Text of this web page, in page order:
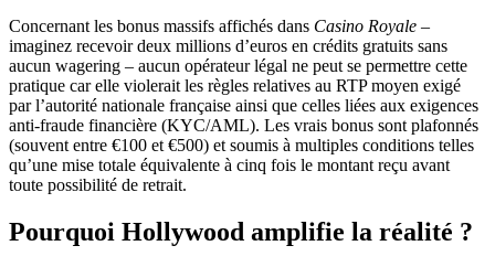
Concernant les bonus massifs affichés dans Casino Royale –
imaginez recevoir deux millions d’euros en crédits gratuits sans
aucun wagering – aucun opérateur légal ne peut se permettre cette
pratique car elle violerait les règles relatives au RTP moyen exigé
par l’autorité nationale française ainsi que celles liées aux exigences
anti‑fraude financière (KYC/AML). Les vrais bonus sont plafonnés
(souvent entre €100 et €500) et soumis à multiples conditions telles
qu’une mise totale équivalente à cinq fois le montant reçu avant
toute possibilité de retrait.
Pourquoi Hollywood amplifie la réalité ?